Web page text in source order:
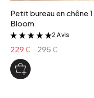
Petit bureau en chêne
Bloom
&
2 Avis
229 € 295 €